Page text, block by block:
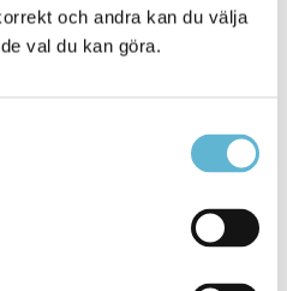
och andra kan du välja
val du kan göra.
på Naturvårdsverkets
beror på vilken art det
Det finns olika metoder